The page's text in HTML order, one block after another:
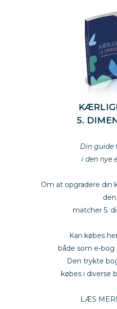
5.
Din guide
i den nye
Om at opgradere din
den
matcher 5.
Kan købes
både som e-
Den trykte
købes i diverse
LÆS